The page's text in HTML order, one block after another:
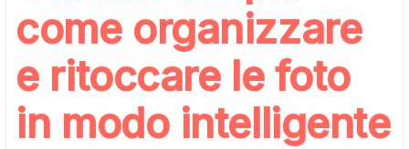
come organizzare
e ritoccare le foto
in modo intelligente